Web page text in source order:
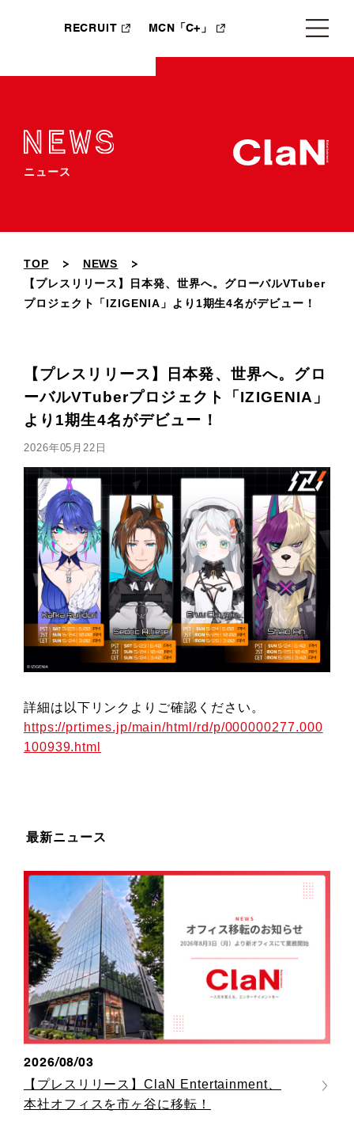
RECRUIT MCN「C+」
ニュース
TOP
NEWS
【プレスリリース】日本発、世界へ。グローバルVTuber
プロジェクト「IZIGENIA」より1期生4名がデビュー！
【プレスリリース】日本発、世界へ。グロ
ーバルVTuberプロジェクト「IZIGENIA」
より1期生4名がデビュー！
2026年05月22日
詳細は以下リンクよりご確認ください。
https://prtimes.jp/main/html/rd/p/000000277.000
100939.html
最新ニュース
2026/08/03
【プレスリリース】ClaN Entertainment、
本社オフィスを市ヶ谷に移転！